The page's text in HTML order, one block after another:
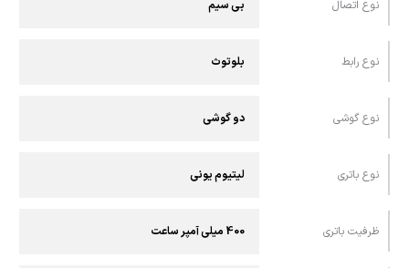
نوع اتصال بی سیم
نوع رابط بلوتوث
نوع گوشی دو گوشی
نوع باتری لیتیوم یونی
ظرفیت باتری 400 میلی آمپر ساعت